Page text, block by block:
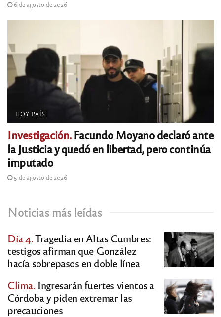
6 de agosto de 2026
HOY PAÍS
Investigación.Facundo Moyano declaró ante
la Justicia y quedó en libertad, pero continúa
imputado
5 de agosto de 2026
Noticias más leídas
Día 4.Tragedia en Altas Cumbres:
testigos afirman que González
hacía sobrepasos en doble línea
Clima. Ingresarán fuertes vientos a
Córdoba y piden extremar las
precauciones